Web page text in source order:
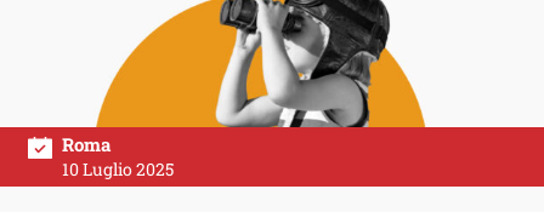
Roma
10 Luglio 2025